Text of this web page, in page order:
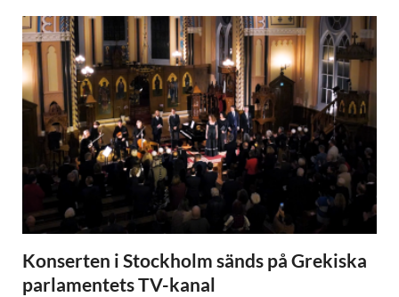
Konserten i Stockholm sänds på Grekiska
parlamentets TV-kanal